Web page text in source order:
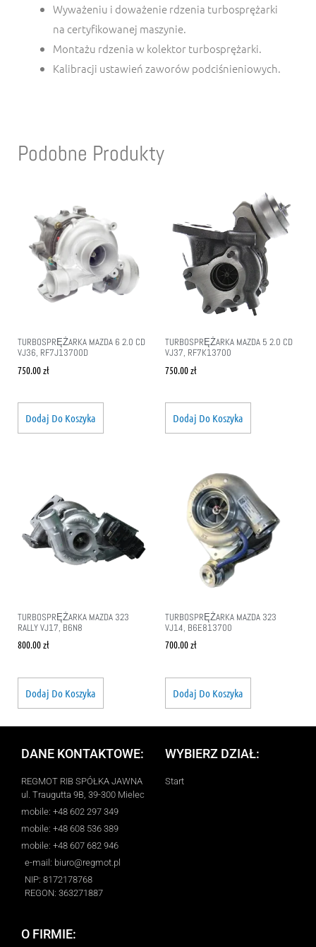
Wyważeniu i doważenie rdzenia turbosprężarki
na certyfikowanej maszynie.
Montażu rdzenia w kolektor turbosprężarki.
Kalibracji ustawień zaworów podciśnieniowych.
Podobne Produkty
TURBOSPRĘŻARKA MAZDA 6 2.0 CD
VJ36, RF7J13700D
750.00zł
Dodaj Do Koszyka
TURBOSPRĘŻARKA MAZDA 5 2.0 CD
VJ37, RF7K13700
750.00zł
Dodaj Do Koszyka
TURBOSPRĘŻARKA MAZDA 323
RALLY VJ17, B6N8
800.00zł
Dodaj Do Koszyka
TURBOSPRĘŻARKA MAZDA 323
VJ14, B6E813700
700.00zł
Dodaj Do Koszyka
DANE KONTAKTOWE:
REGMOT RIB SPÓŁKA JAWNA
ul. Traugutta 9B, 39-300 Mielec
mobile: +48 602 297 349
mobile: +48 608 536 389
mobile: +48 607 682 946
e-mail: biuro@regmot.pl
NIP: 8172178768
REGON: 363271887
WYBIERZ DZIAŁ:
Start
O FIRMIE: